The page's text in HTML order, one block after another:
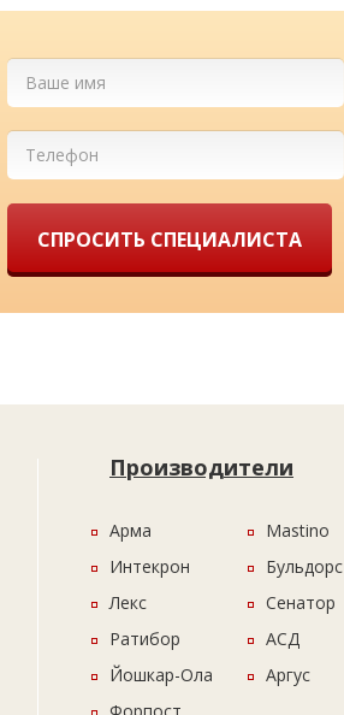
СПРОСИТЬ СПЕЦИАЛИСТА
Производители
Арма
Интекрон
Лекс
Ратибор
Йошкар-Ола
Mastino
Бульдорс
Сенатор
АСД
Аргус